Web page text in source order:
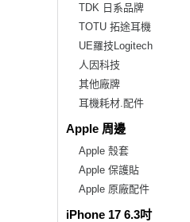
TDK 日系品牌
TOTU 拓途耳機
UE羅技Logitech
人因科技
其他廠牌
耳機耗材.配件
Apple 周邊
Apple 殼套
Apple 保護貼
Apple 原廠配件
iPhone 17 6.3吋